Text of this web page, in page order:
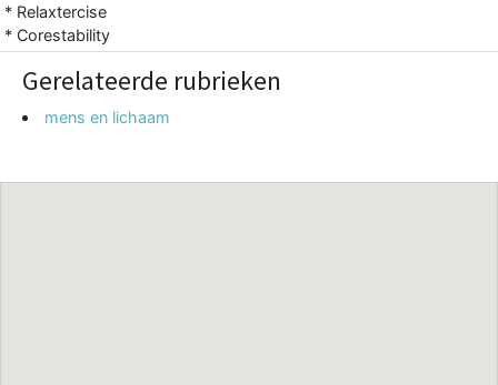
* Relaxtercise
* Corestability
Gerelateerde rubrieken
mens en lichaam